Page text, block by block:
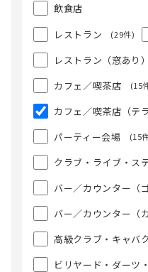
飲食店
レストラン
(29件)
レストラン（窓あり）
カフェ／喫茶店 (15
カフェ／喫茶店（テ
パーティー会場 (15
クラブ・ライブ・ス
バー／カウンター（
バー／カウンター（
高級クラブ・キャバ
ビリヤード・ダーツ